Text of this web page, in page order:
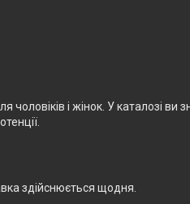
і жінок. У каталозі ви
здійснюється щодня.